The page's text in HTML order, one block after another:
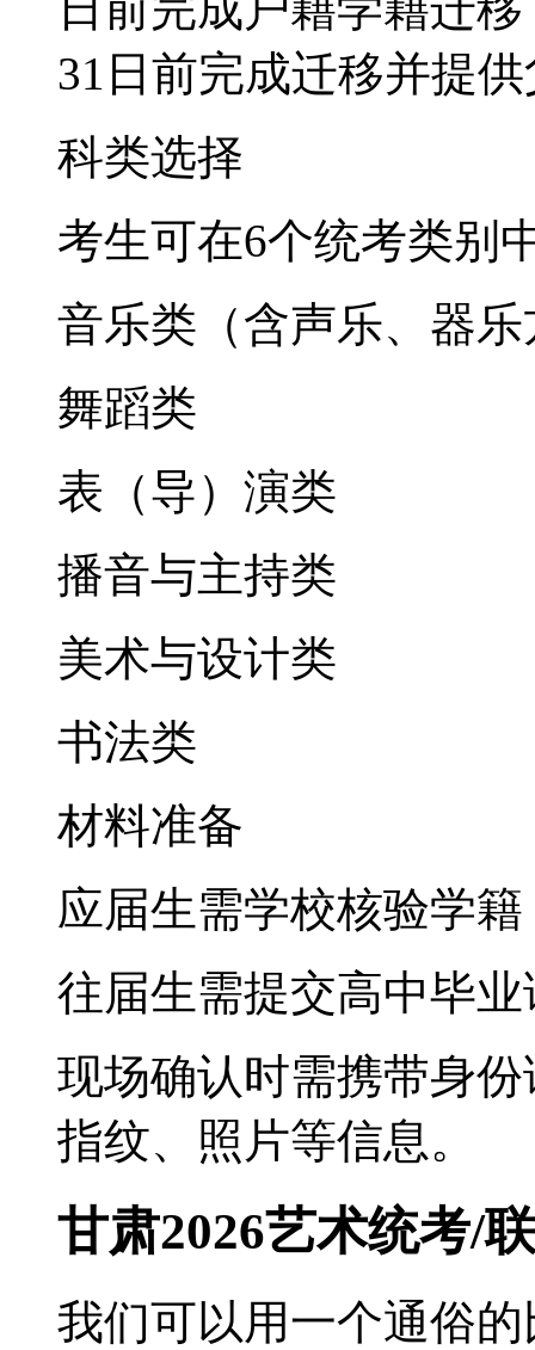
31日前完成迁移并提
‌科类选择‌
考生可在6个统考类别
音乐类（含声乐、器
舞蹈类
表（导）演类
播音与主持类
美术与设计类
书法类
‌材料准备‌
应届生需学校核验学籍
往届生需提交高中毕业
现场确认时需携带身
指纹、照片等信息。
甘肃2026艺术统考/
我们可以用一个通俗